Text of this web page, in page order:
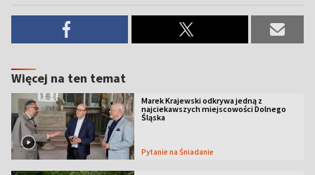
Więcej na ten temat
Marek Krajewski odkrywa jedną z
najciekawszych miejscowości Dolnego
Śląska
Pytanie na Śniadanie